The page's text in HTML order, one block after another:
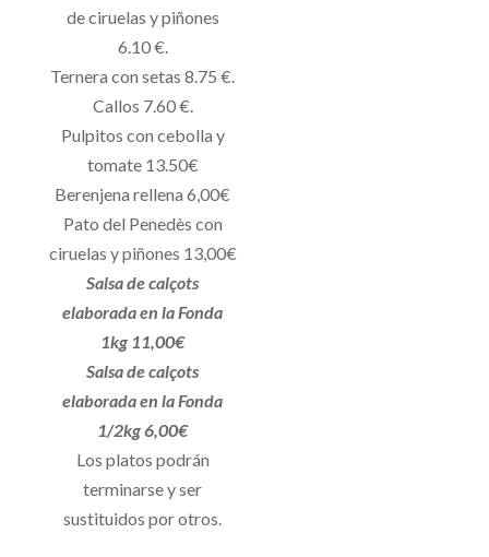
de ciruelas y piñones
6.10 €.
Ternera con setas 8.75 €.
Callos 7.60 €.
Pulpitos con cebolla y
tomate 13.50€
Berenjena rellena 6,00€
Pato del Penedès con
ciruelas y piñones 13,00€
Salsa de calçots
elaborada en la Fonda
1kg 11,00€
Salsa de calçots
elaborada en la Fonda
1/2kg 6,00€
Los platos podrán
terminarse y ser
sustituidos por otros.